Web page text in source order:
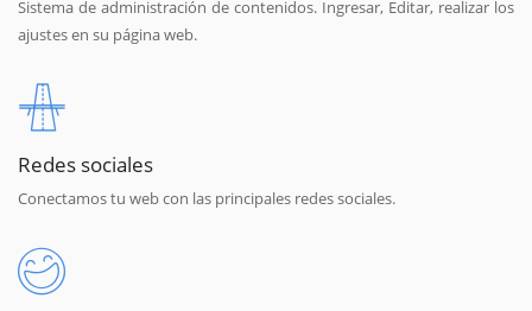
Sistema de administración de contenidos. Ingresar, Editar, realizar los
ajustes en su página web.
Redes sociales
Conectamos tu web con las principales redes sociales.